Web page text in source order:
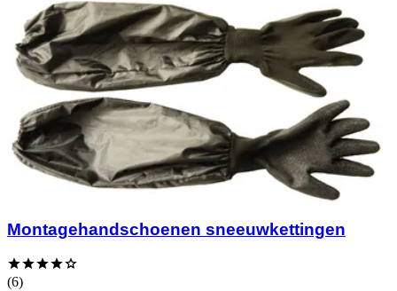
Montagehandschoenen sneeuwkettingen
(6)